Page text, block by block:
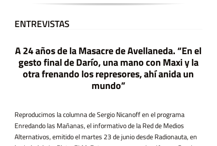
ENTREVISTAS
A 24 años de la Masacre de Avellaneda. “En el
gesto final de Darío, una mano con Maxi y la
otra frenando los represores, ahí anida un
mundo”
Reproducimos la columna de Sergio Nicanoff en el programa
Enredando las Mañanas, el informativo de la Red de Medios
Alternativos, emitido el martes 23 de junio desde Radionauta, en